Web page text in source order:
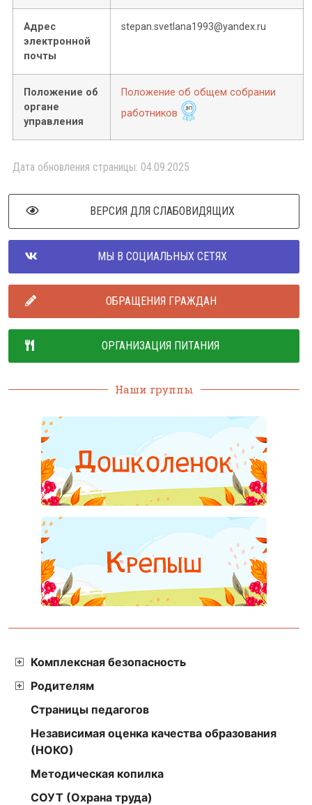
Адрес
электронной
почты
stepan.svetlana1993@yandex.ru
Положение об
органе
управления
Положение об общем собрании
работников
Дата обновления страницы: 04.09.2025
ВЕРСИЯ ДЛЯ СЛАБОВИДЯЩИХ
МЫ В СОЦИАЛЬНЫХ СЕТЯХ
ОБРАЩЕНИЯ ГРАЖДАН
ОРГАНИЗАЦИЯ ПИТАНИЯ
Наши группы
Комплексная безопасность
Родителям
Страницы педагогов
Независимая оценка качества образования
(НОКО)
Методическая копилка
СОУТ (Охрана труда)